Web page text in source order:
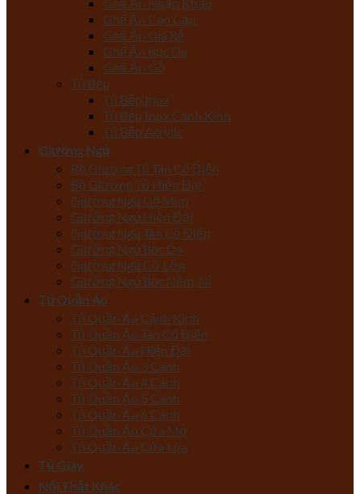
Ghế Ăn Cao Cấp
Ghế Ăn Giá Rẻ
Ghế Ăn Bọc Da
Ghế Ăn Gỗ
Tủ Bếp
Tủ Bếp Inox
Tủ Bếp Inox Cánh Kính
Tủ Bếp Acrylic
Giường Ngủ
Bộ Giường Tủ Tân Cổ Điển
Bộ Giường Tủ Hiện Đại
Giường Ngủ Gỗ Mun
Giường Ngủ Hiện Đại
Giường Ngủ Tân Cổ Điển
Giường Ngủ Bọc Da
Giường Ngủ Cỡ Lớn
Giường Ngủ Bọc Nệm, Nỉ
Tủ Quần Áo
Tủ Quần Áo Cánh Kính
Tủ Quần Áo Tân Cổ Điển
Tủ Quần Áo Hiện Đại
Tủ Quần Áo 3 Cánh
Tủ Quần Áo 4 Cánh
Tủ Quần Áo 5 Cánh
Tủ Quần Áo 6 Cánh
Tủ Quần Áo Cửa Mở
Tủ Quần Áo Cửa Lùa
Tủ Giày
Nội Thất Khác